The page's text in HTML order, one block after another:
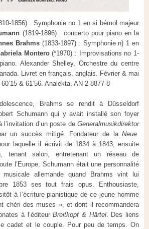
1856) : Symphonie no 1 en si bémol majeur
(1819-1896) : concerto pour piano en la
Brahms (1833-1897) : Symphonie n) 1 en
Montero(*1970) : Improvisations no 1-
Alexander Shelley, Orchestre du centre
Livret en français, anglais. Février & mai
& 61’56. Analekta, AN 2 8877-8
Brahms se rendit à Düsseldorf
Schumann qui y avait installé son foyer
d’un poste de Generalmusikdirektor
un succès mitigé. Fondateur de laNeue
laquelle il écrivit de 1834 à 1843, ensuite
tenant salon, entretenant un réseau de
l’Europe, Schumann était une personnalité
allemande quand Brahms vint lui
1853 ses tout frais opus. Enthousiaste,
à l’écriture pianistique de ce jeune homme
chéri des muses », et dont il recommandera
à l’éditeurBreitkopf & Härtel. Des liens
cadet et le couple. Pour peu de temps. On